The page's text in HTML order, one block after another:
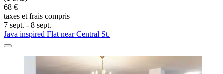
68 €
taxes et frais compris
7 sept. - 8 sept.
Java inspired Flat near Central St.